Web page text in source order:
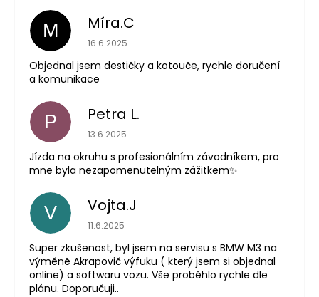
M Míra.C
Hodnocení obchodu je 5 z 5 hvězdiček.
16.6.2025
Objednal jsem destičky a kotouče, rychle doručení
a komunikace
P Petra L.
Hodnocení obchodu je 5 z 5 hvězdiček.
13.6.2025
Jízda na okruhu s profesionálním závodníkem, pro
mne byla nezapomenutelným zážitkem✨
V Vojta.J
Hodnocení obchodu je 5 z 5 hvězdiček.
11.6.2025
Super zkušenost, byl jsem na servisu s BMW M3 na
výměně Akrapovič výfuku ( který jsem si objednal
online) a softwaru vozu. Vše proběhlo rychle dle
plánu. Doporučuji..